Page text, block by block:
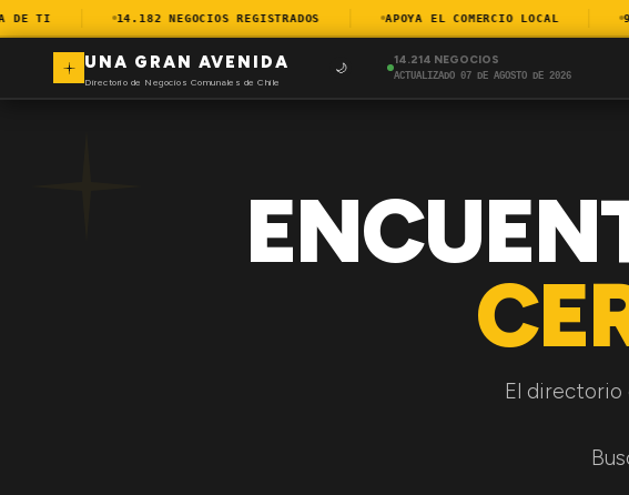
TI 14.182 NEGOCIOS REGISTRADOS APOYA EL COMERCIO LOCAL
UNA GRAN AVENIDA
Directorio de Negocios Comunales de Chile
🌙
14.214 NEGOCIOS
ACTUALIZADO 07 DE AGOSTO DE 2026
El directorio